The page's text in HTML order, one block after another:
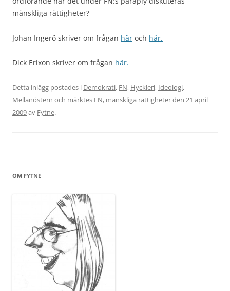
mänskliga rättigheter?
Johan Ingerö skriver om frågan här och här.
Dick Erixon skriver om frågan här.
Detta inlägg postades i Demokrati, FN, Hyckleri, Ideologi,
Mellanöstern och märktes FN, mänskliga rättigheterden 21 april
2009av Fytne.
OM FYTNE